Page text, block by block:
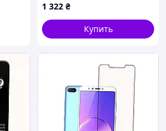
Watch Series 9/8/7 41 mm
(ARM91476) PTR
1 322 ₴
Купить